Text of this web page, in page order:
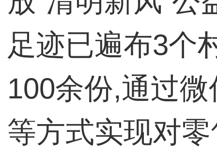
足迹已遍布3个
100余份,通过
等方式实现对